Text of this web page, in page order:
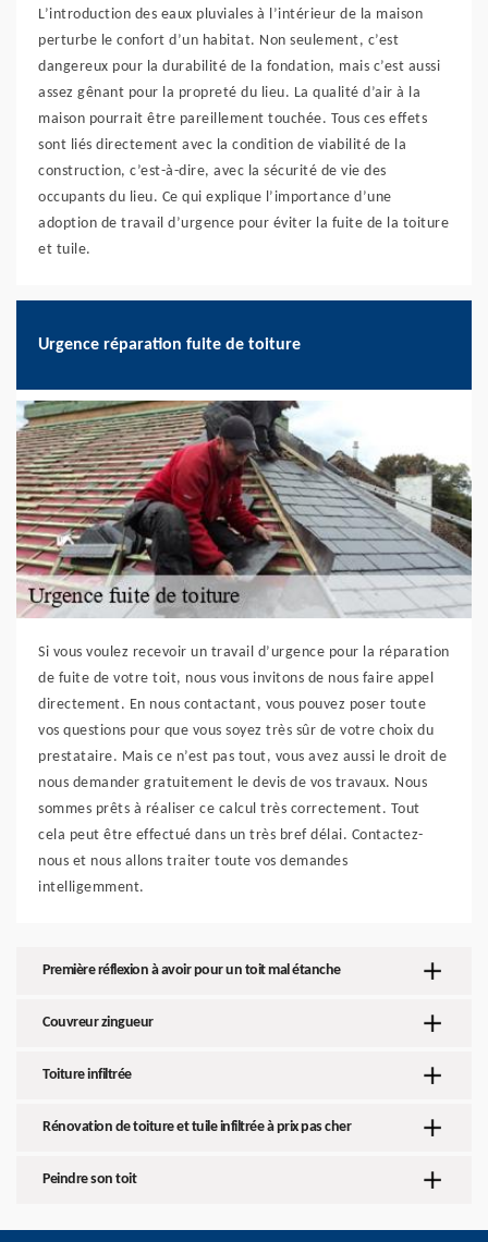
L’introduction des eaux pluviales à l’intérieur de la maison
perturbe le confort d’un habitat. Non seulement, c’est
dangereux pour la durabilité de la fondation, mais c’est aussi
assez gênant pour la propreté du lieu. La qualité d’air à la
maison pourrait être pareillement touchée. Tous ces effets
sont liés directement avec la condition de viabilité de la
construction, c’est-à-dire, avec la sécurité de vie des
occupants du lieu. Ce qui explique l’importance d’une
adoption de travail d’urgence pour éviter la fuite de la toiture
et tuile.
Urgence réparation fuite de toiture
Si vous voulez recevoir un travail d’urgence pour la réparation
de fuite de votre toit, nous vous invitons de nous faire appel
directement. En nous contactant, vous pouvez poser toute
vos questions pour que vous soyez très sûr de votre choix du
prestataire. Mais ce n’est pas tout, vous avez aussi le droit de
nous demander gratuitement le devis de vos travaux. Nous
sommes prêts à réaliser ce calcul très correctement. Tout
cela peut être effectué dans un très bref délai. Contactez-
nous et nous allons traiter toute vos demandes
intelligemment.
Première réflexion à avoir pour un toit mal étanche
Couvreur zingueur
Toiture infiltrée
Rénovation de toiture et tuile infiltrée à prix pas cher
Peindre son toit